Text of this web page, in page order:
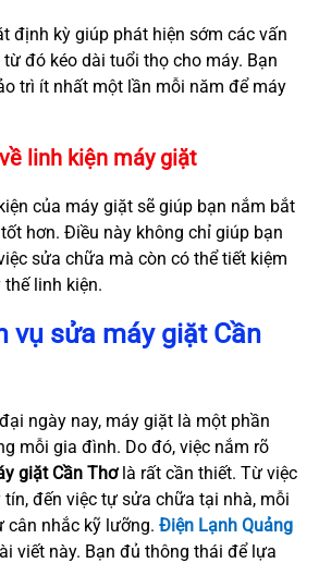
định kỳ giúp phát hiện sớm các vấn
đó kéo dài tuổi thọ cho máy. Bạn
trì ít nhất một lần mỗi năm để máy
linh kiện máy giặt
của máy giặt sẽ giúp bạn nắm bắt
hơn. Điều này không chỉ giúp bạn
sửa chữa mà còn có thể tiết kiệm
linh kiện.
vụ sửa máy giặt Cần
ngày nay, máy giặt là một phần
mỗi gia đình. Do đó, việc nắm rõ
giặt Cần Thơlà rất cần thiết. Từ việc
đến việc tự sửa chữa tại nhà, mỗi
cân nhắc kỹ lưỡng. Điện Lạnh Quảng
viết này. Bạn đủ thông thái để lựa